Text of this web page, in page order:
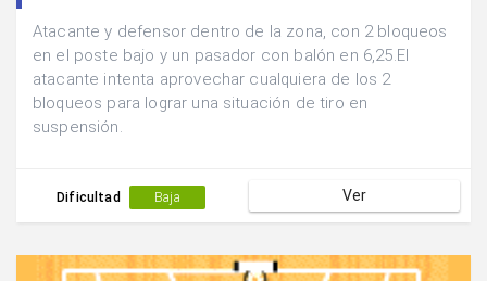
Atacante y defensor dentro de la zona, con 2 bloqueos
en el poste bajo y un pasador con balón en 6,25.El
atacante intenta aprovechar cualquiera de los 2
bloqueos para lograr una situación de tiro en
suspensión.
Dificultad Baja Ver